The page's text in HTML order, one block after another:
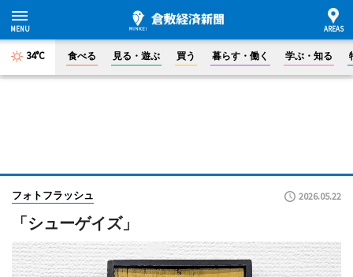
34°C 食べる 見る・遊ぶ 買う 暮らす・働く 学ぶ・知る
フォトフラッシュ 2026.05.22
「シューゲイズ」